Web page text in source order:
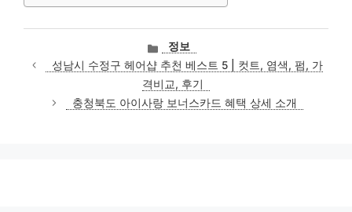
카
테
고
리
정보
성남시 수정구 헤어샵 추천 베스트 5 | 컷트, 염색, 펌, 가
격비교, 후기
충청북도 아이사랑 보너스카드 혜택 상세 소개